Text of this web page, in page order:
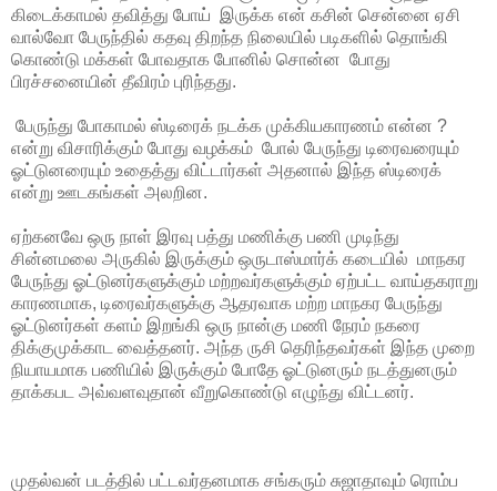
கிடைக்காமல் தவித்து போய் இருக்க என் கசின் சென்னை ஏசி
வால்வோ பேருந்தில் கதவு திறந்த நிலையில் படிகளில் தொங்கி
கொண்டு மக்கள் போவதாக போனில் சொன்ன போது
பிரச்சனையின் தீவிரம் புரிந்தது.
பேருந்து போகாமல் ஸ்டிரைக் நடக்க முக்கியகாரணம் என்ன ?
என்று விசாரிக்கும் போது வழக்கம் போல் பேருந்து டிரைவரையும்
ஓட்டுனரையும் உதைத்து விட்டார்கள் அதனால் இந்த ஸ்டிரைக்
என்று ஊடகங்கள் அலறின.
ஏற்கனவே ஒரு நாள் இரவு பத்து மணிக்கு பணி முடிந்து
சின்னமலை அருகில் இருக்கும் ஒருடாஸ்மார்க் கடையில் மாநகர
பேருந்து ஓட்டுனர்களுக்கும் மற்றவர்களுக்கும் ஏற்பட்ட வாய்தகராறு
காரணமாக, டிரைவர்களுக்கு ஆதரவாக மற்ற மாநகர பேருந்து
ஓட்டுனர்கள் களம் இறங்கி ஒரு நான்கு மணி நேரம் நகரை
திக்குமுக்காட வைத்தனர். அந்த ருசி தெரிந்தவர்கள் இந்த முறை
நியாயமாக பணியில் இருக்கும் போதே ஓட்டுனரும் நடத்துனரும்
தாக்கபட அவ்வளவுதான் வீறுகொண்டு எழுந்து விட்டனர்.
முதல்வன் படத்தில் பட்டவர்தனமாக சங்கரும் சுஜாதாவும் ரொம்ப